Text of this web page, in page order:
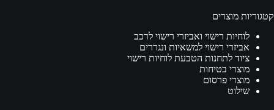
קטגוריות מוצרים
לוחיות רישוי ואביזרי רישוי לרכב
אביזרי רישוי למשאיות ונגררים
ציוד לתחנות הטבעת לוחיות רישוי
מוצרי בטיחות
מוצרי פרסום
שילוט